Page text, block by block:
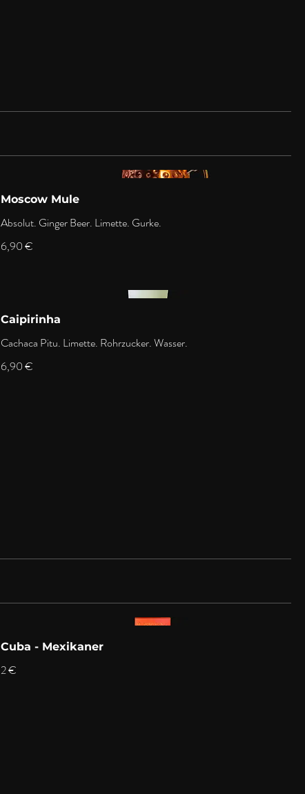
Moscow Mule
Absolut. Ginger Beer. Limette. Gurke.
6,90 €
Caipirinha
Cachaca Pitu. Limette. Rohrzucker. Wasser.
6,90 €
Cuba - Mexikaner
2 €